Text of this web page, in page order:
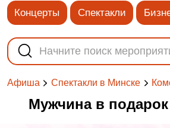
Концерты Спектакли
Афиша Спектакли в Минске
Мужчина в